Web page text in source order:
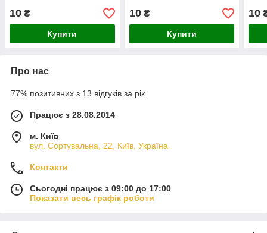
10 ₴
Купити
10₴
Купити
10
Про нас
77% позитивних з 13 відгуків за рік
Працює з 28.08.2014
м. Київ
вул. Сортувальна, 22, Київ, Україна
Контакти
Сьогодні працює з 09:00 до 17:00
Показати весь графік роботи